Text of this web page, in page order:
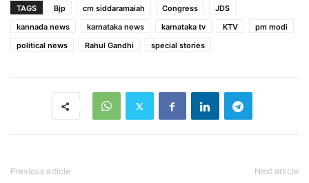
TAGS Bjp cm siddaramaiah Congress
JDS
kannada news
karnataka news karnataka tv KTV
pm modi
political news
Rahul Gandhi special stories
Previous article Next article